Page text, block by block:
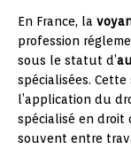
En France, la
profession
sous le statut d’
spécialisées.
l’application du
spécialisé en
souvent entre